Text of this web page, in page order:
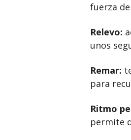
fuerza
Relevo:
unos
Remar:
para
Ritmo
permite